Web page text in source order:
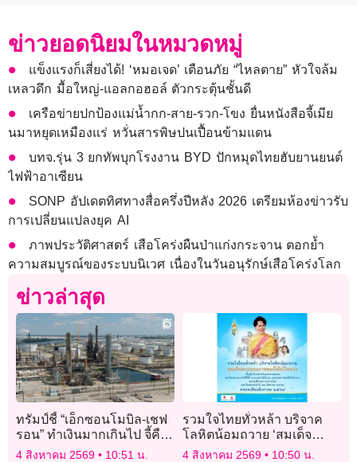
ข่าวยอดนิยมในหมวดหมู่
แข็งแรงก็เสี่ยงได้! ‘หมอเจด’ เตือนภัย “ไหลตาย” หัวใจล้ม
เหลวดึก มื้อใหญ่-แอลกอฮอล์ ตัวกระตุ้นชั้นดี
เครือข่ายปกป้องแม่น้ำกก-สาย-รวก-โขง ยื่นหนังสือจี้เมีย
นมาหยุดเหมืองแร่ หวั่นสารพิษปนเปื้อนข้ามแดน
บทจ.รุ่น 3 ยกทัพบุกโรงงาน BYD ปักหมุดไทยฮับยานยนต์
ไฟฟ้าอาเซียน
SONP อัปเดตทิศทางสื่อครึ่งปีหลัง 2026 เตรียมห้องข่าวรับ
การเปลี่ยนแปลงยุค AI
ภาพประวัติศาสตร์ เสือโคร่งผืนป่าแก่งกระจาน ตอกย้ำ
ความสมบูรณ์ของระบบนิเวศ เนื่องในวันอนุรักษ์เสือโคร่งโลก
ข่าวล่าสุด
ทรัมป์ชี้ “เอ็กซอนโมบิล-เชฟ
รอน” ทำเงินมากเกินไป จี้คืน
กำไรช่วยประชาชน
4 สิงหาคม 2569 10:51 น.
รวมใจไทยทั่วหล้า บริจาค
โลหิตน้อมถวาย ‘สมเด็จ
พระบรมราชชนนีพันปีหลวง’
4 สิงหาคม 2569 10:50 น.